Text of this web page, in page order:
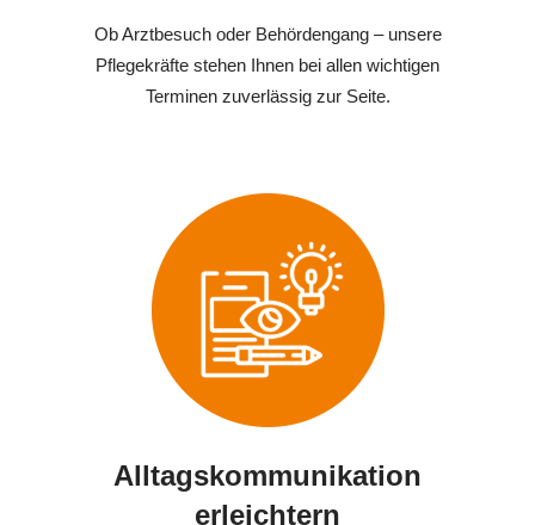
Ob Arztbesuch oder Behördengang – unsere
Pflegekräfte stehen Ihnen bei allen wichtigen
Terminen zuverlässig zur Seite.
Alltagskommunikation
erleichtern